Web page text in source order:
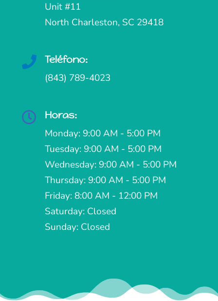
Unit #11
North Charleston, SC 29418
 Teléfono:
(843) 789-4023
 Horas:
Monday: 9:00 AM - 5:00 PM
Tuesday: 9:00 AM - 5:00 PM
Wednesday: 9:00 AM - 5:00 PM
Thursday: 9:00 AM - 5:00 PM
Friday: 8:00 AM - 12:00 PM
Saturday: Closed
Sunday: Closed